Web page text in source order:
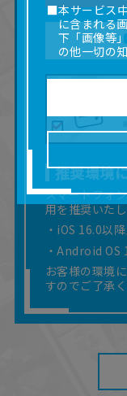
推奨環境
スマートフォ
用を推奨いた
・iOS 16.0以
・Android
お客様の環境
すのでご了承く
■本サービス
に含まれる
下「画像等
の他一切の
の許諾を受
使用（本サ
等の利用を
複写、改変
を含むがこ
■掲載してい
た商品に同
す。
■対象商品仕
内容は予告
■当社は、取
ますが、取
はありませ
ご利用いた
かったこと
たとしても
また、本サ
者の通信機